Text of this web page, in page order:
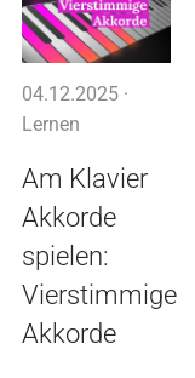
04.12.2025 ·
Lernen
Am Klavier
Akkorde
spielen:
Vierstimmige
Akkorde